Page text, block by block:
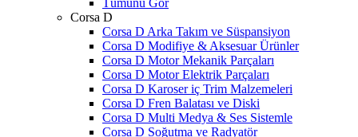
Tümünü Gör
Corsa D
Corsa D Arka Takım ve Süspansiyon
Corsa D Modifiye & Aksesuar Ürünler
Corsa D Motor Mekanik Parçaları
Corsa D Motor Elektrik Parçaları
Corsa D Karoser iç Trim Malzemeleri
Corsa D Fren Balatası ve Diski
Corsa D Multi Medya & Ses Sistemle
Corsa D Soğutma ve Radyatör